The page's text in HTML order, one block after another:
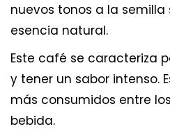
nuevos tonos a la semilla sin quitarle su
esencia natural.
Este café se caracteriza
y tener un sabor intenso.
más consumidos entre
bebida.